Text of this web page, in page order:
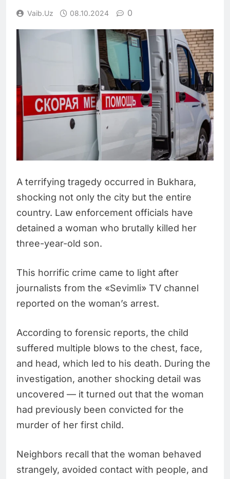
Vaib.uz 08.10.2024 0
A terrifying tragedy occurred in Bukhara,
shocking not only the city but the entire
country. Law enforcement officials have
detained a woman who brutally killed her
three-year-old son.
This horrific crime came to light after
journalists from the «Sevimli» TV channel
reported on the woman’s arrest.
According to forensic reports, the child
suffered multiple blows to the chest, face,
and head, which led to his death. During the
investigation, another shocking detail was
uncovered — it turned out that the woman
had previously been convicted for the
murder of her first child.
Neighbors recall that the woman behaved
strangely, avoided contact with people, and